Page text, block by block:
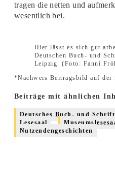
tragen die netten und
wesentlich bei.
Hier lässt es sich gut
Deutschen Buch- und
Leipzig. (Foto: Fanni
*Nachweis Beitragsbild auf der
Beiträge mit ähnlichen
Deutsches Buch- und
Lesesaal
Nutzendengeschichten